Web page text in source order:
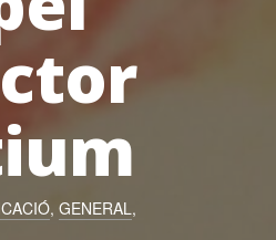
, GENERAL,